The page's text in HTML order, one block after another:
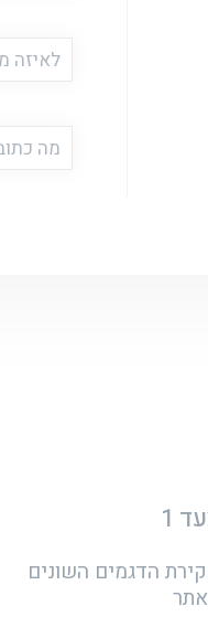
1
הדגמים השונים